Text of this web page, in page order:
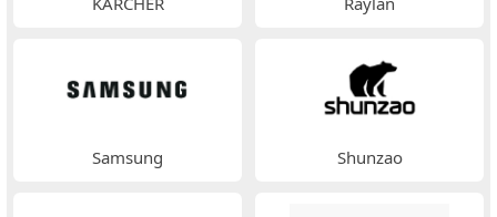
Samsung Shunzao